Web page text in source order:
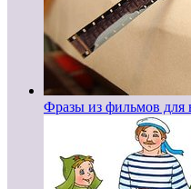
Фразы из фильмов для